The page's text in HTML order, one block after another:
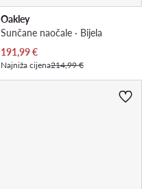
Oakley
Sunčane naočale · Bijela
Trenutna cijena
191,99€
Najniža cijena214,99 €